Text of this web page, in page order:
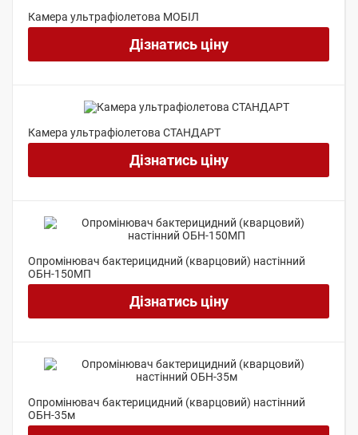
Камера ультрафіолетова МОБІЛ
Дізнатись ціну
Камера ультрафіолетова СТАНДАРТ
Дізнатись ціну
Опромінювач бактерицидний (кварцовий) настінний
ОБН-150МП
Дізнатись ціну
Опромінювач бактерицидний (кварцовий) настінний
ОБН-35м